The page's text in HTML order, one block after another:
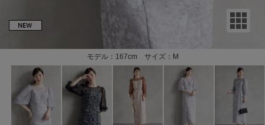
モデル：167cm サイズ：M